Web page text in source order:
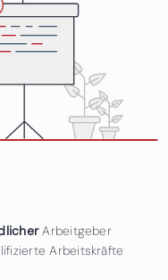
Arbeitgeber
Arbeitskräfte